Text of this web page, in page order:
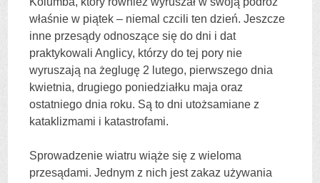
właśnie w piątek – niemal czcili ten dzień. Jeszcze
inne przesądy odnoszące się do dni i dat
praktykowali Anglicy, którzy do tej pory nie
wyruszają na żeglugę 2 lutego, pierwszego dnia
kwietnia, drugiego poniedziałku maja oraz
ostatniego dnia roku. Są to dni utożsamiane z
kataklizmami i katastrofami.
Sprowadzenie wiatru wiąże się z wieloma
przesądami. Jednym z nich jest zakaz używania